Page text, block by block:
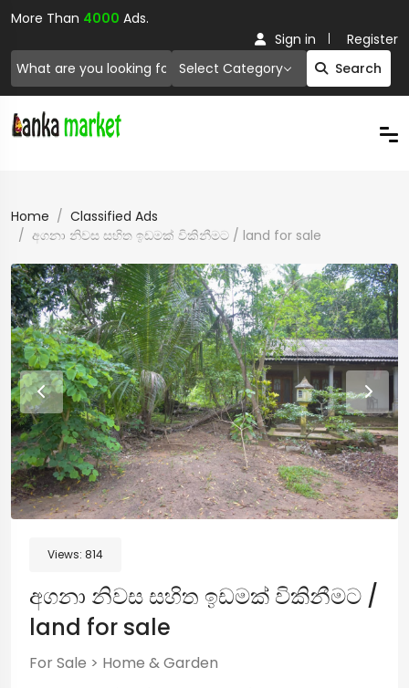
More Than 4000 Ads.
Select Category Search
Sign in Register
Home
Classified Ads
අගනා නිවස සහිත ඉඩමක් විකිනීමට / land for sale
Views: 814
අගනා නිවස සහිත ඉඩමක් විකිනීමට /
land for sale
For Sale > Home & Garden